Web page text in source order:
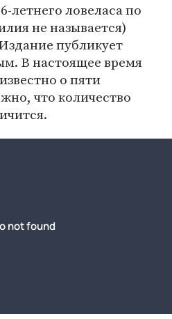
летнего ловеласа по
не называется)
публикует
В настоящее время
о пяти
что количество